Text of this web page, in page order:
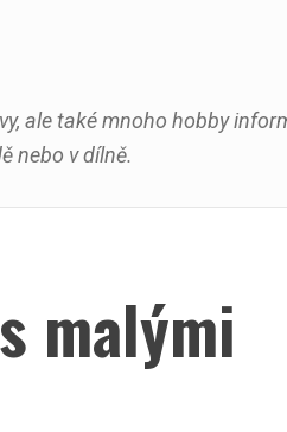
ale také mnoho hobby
nebo v dílně.
malými